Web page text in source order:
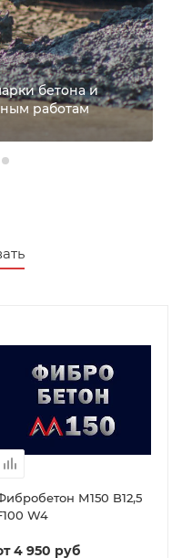
бетона и
работам
М150 B12,5
W4
4 950 руб